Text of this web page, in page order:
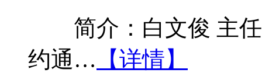
简介：白文俊 主任
约通… 【详情】